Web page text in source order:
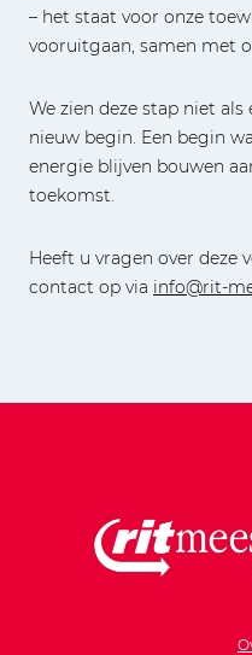
– het staat voor onze
vooruitgaan, samen met
We zien deze stap niet als
nieuw begin. Een begin
energie blijven bouwen
toekomst.
Heeft u vragen over deze
contact op via info@rit-